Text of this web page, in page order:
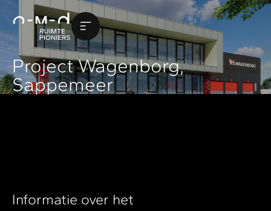
Project Wagenborg,
Sappemeer
Informatie over het